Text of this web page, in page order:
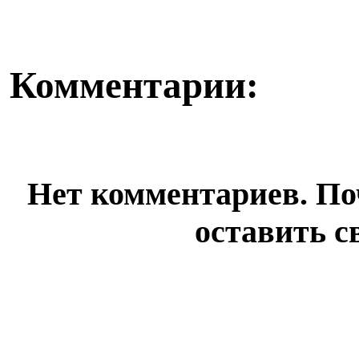
Комментарии:
Нет комментариев.
оставить